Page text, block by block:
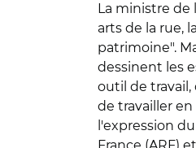
La ministre de
arts de la rue,
patrimoine".
dessinent les
outil de
de travailler
l'expression